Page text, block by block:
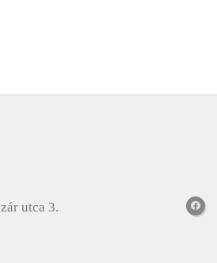
utca 3.